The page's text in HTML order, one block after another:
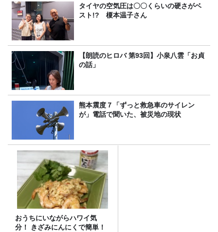
タイヤの空気圧は〇〇くらいの硬さがベ
スト!? 榎本温子さん
【朗読のヒロバ 第93回】小泉八雲「お貞
の話」
熊本震度７「ずっと救急車のサイレン
が」電話で聞いた、被災地の現状
おうちにいながらハワイ気
分！ きざみにんにくで簡単！